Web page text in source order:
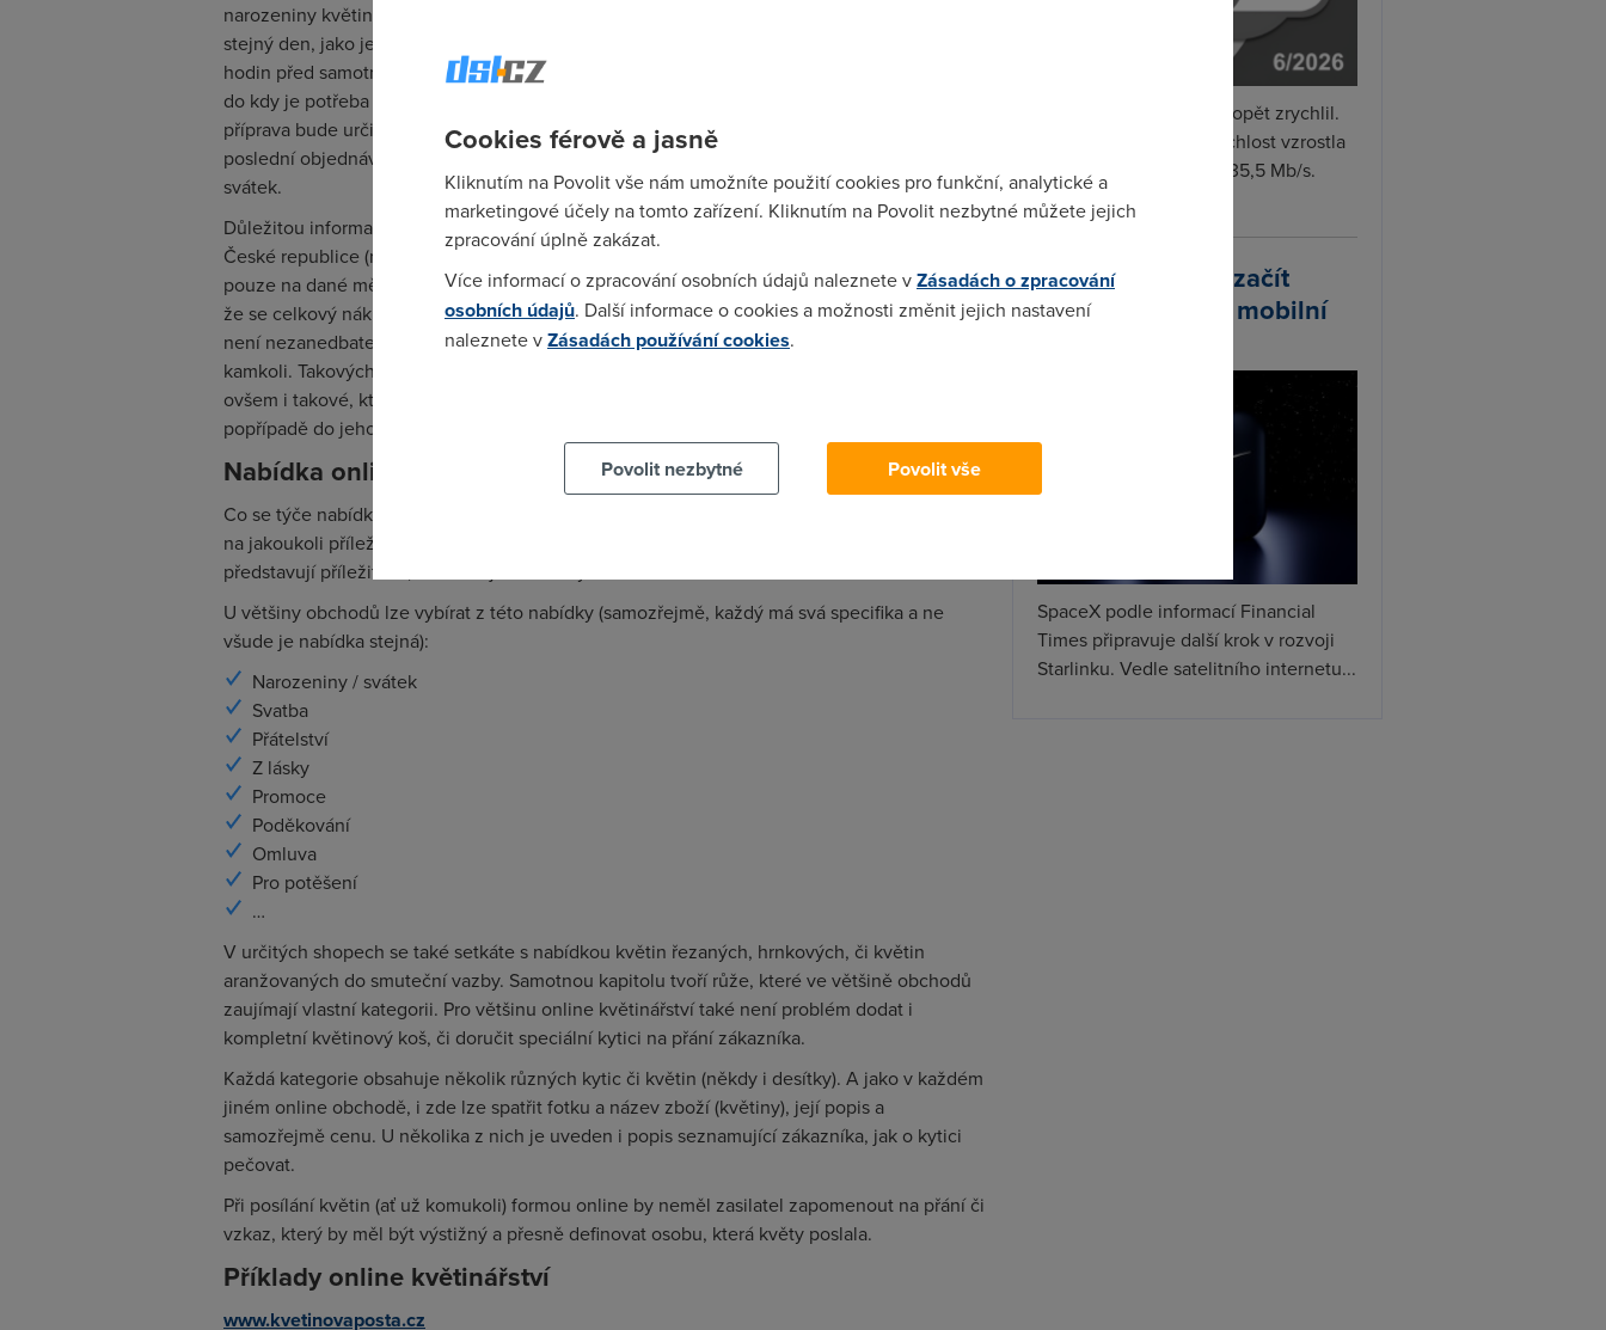
narozeniny květiny o 2 dny později. Pokud je požadavek o doručení květin od zákazníka na
stejný den, jako je den objednání, je potřeba (téměř vždy) provést objednávku několik
hodin před samotným časem doručení. V některých obchodech je přímo u kytice uvedeno,
do kdy je potřeba objednávku zaplatit, aby byla doručena ještě v tentýž den, jelikož její
příprava bude určitě nějakou dobu trvat. Je potřeba si také zjistit, kdy obchody přijímají
poslední objednávky. Tento čas je různý v pracovní dny, o víkendu, popřípadě ve státní
svátek.
Důležitou informací je také lokalita doručení. Některé online obchody doručují po celé
České republice (některé i do zahraničí), jiné se zaměřují pouze na svůj kraj, či dokonce
pouze na dané město. Cena za doručení se účtuje zvlášť a zákazník proto musí pamatovat,
že se celkový nákup navýší o částku za dovoz, která bohužel v některých případech také
není nezanedbatelná. Existují však shopy, které za dovoz nic neúčtují a to ať posíláte kytici
kamkoli. Takových je ale málo a většinou za dovoz musíte určitou částku zaplatit. Najdou se
ovšem i takové, které disponují rozvozem zdarma, ale pouze v rámci sídelního městě,
popřípadě do jeho okolí.
Nabídka online nákupu
Co se týče nabídky v online obchodech, je velmi pestrá. Vybere si opravdu každý a téměř
na jakoukoli příležitost. Kytice jsou přehledně seřazeny do jednotlivých kategorií, které
představují příležitosti, na které jsou určeny.
U většiny obchodů lze vybírat z této nabídky (samozřejmě, každý má svá specifika a ne
všude je nabídka stejná):
Narozeniny / svátek
Svatba
Přátelství
Z lásky
Promoce
Poděkování
Omluva
Pro potěšení
…
V určitých shopech se také setkáte s nabídkou květin řezaných, hrnkových, či květin
aranžovaných do smuteční vazby. Samotnou kapitolu tvoří růže, které ve většině obchodů
zaujímají vlastní kategorii. Pro většinu online květinářství také není problém dodat i
kompletní květinový koš, či doručit speciální kytici na přání zákazníka.
Každá kategorie obsahuje několik různých kytic či květin (někdy i desítky). A jako v každém
jiném online obchodě, i zde lze spatřit fotku a název zboží (květiny), její popis a
samozřejmě cenu. U několika z nich je uveden i popis seznamující zákazníka, jak o kytici
pečovat.
Při posílání květin (ať už komukoli) formou online by neměl zasilatel zapomenout na přání či
vzkaz, který by měl být výstižný a přesně definovat osobu, která květy poslala.
Příklady online květinářství
www.kvetinovaposta.cz
Wi-Fi internet v červnu opět zrychlil.
Průměrná naměřená rychlost vzrostla
meziměsíčně o 4 % na 35,5 Mb/s.
Podívejte...
Starlink plánuje začít
prodávat vlastní mobilní
SpaceX podle informací Financial
Times připravuje další krok v rozvoji
Starlinku. Vedle satelitního internetu...
Cookies férově a jasně
Kliknutím na Povolit vše nám umožníte použití cookies pro funkční, analytické a
marketingové účely na tomto zařízení. Kliknutím na Povolit nezbytné můžete jejich
zpracování úplně zakázat.
Více informací o zpracování osobních údajů naleznete vZásadách o zpracování
osobních údajů. Další informace o cookies a možnosti změnit jejich nastavení
naleznete vZásadách používání cookies.
Povolit nezbytné
Povolit vše